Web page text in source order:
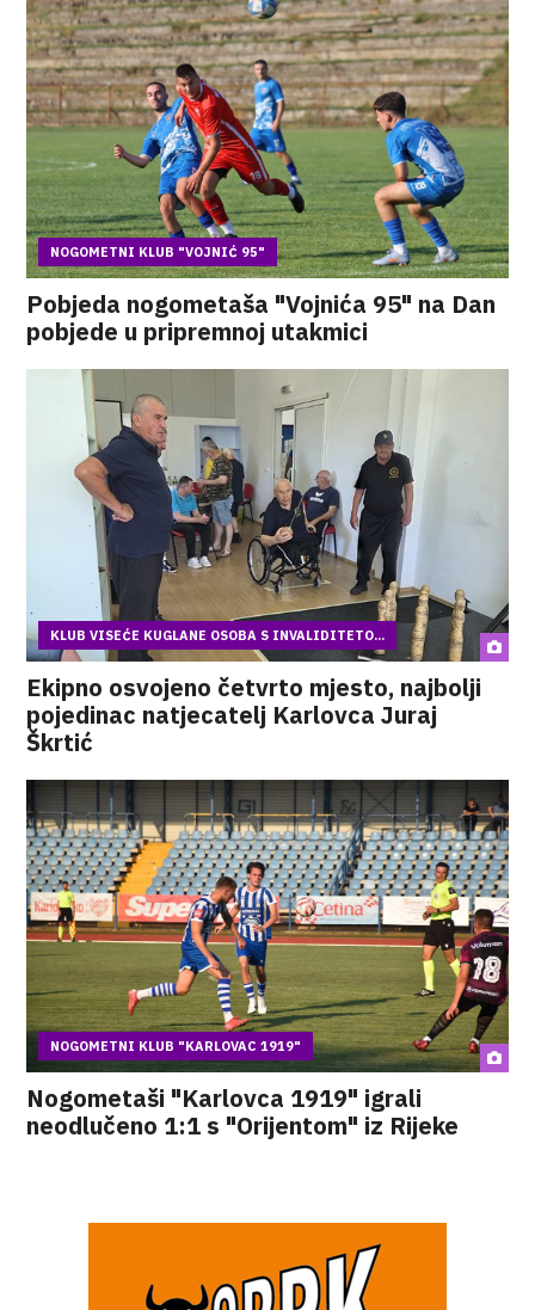
NOGOMETNI KLUB "VOJNIĆ 95"
Pobjeda nogometaša "Vojnića 95" na Dan
pobjede u pripremnoj utakmici
KLUB VISEĆE KUGLANE OSOBA S INVALIDITETO...
Ekipno osvojeno četvrto mjesto, najbolji
pojedinac natjecatelj Karlovca Juraj
Škrtić
NOGOMETNI KLUB "KARLOVAC 1919"
Nogometaši "Karlovca 1919" igrali
neodlučeno 1:1 s "Orijentom" iz Rijeke